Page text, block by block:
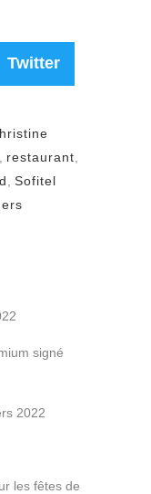
Twitter
restaurant
Sofitel
signé
2022
les fêtes de